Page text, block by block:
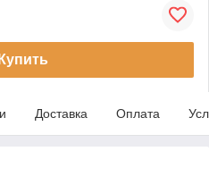
Купить
Доставка Оплата